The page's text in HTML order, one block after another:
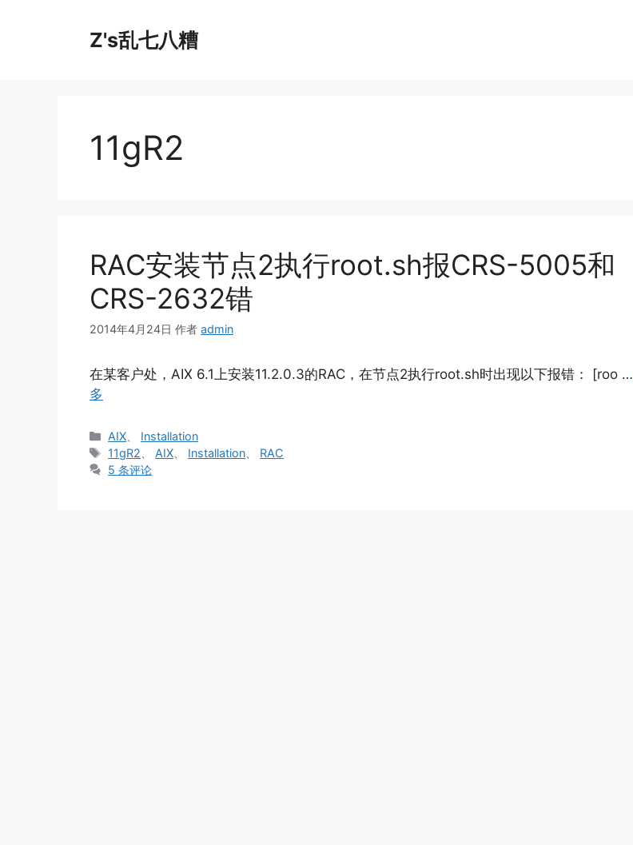
Z's乱七八糟
11gR2
RAC安装节点2执行root.sh报CRS-5005和
CRS-2632错
2014年4月24日 作者 admin
在某客户处，AIX 6.1上安装11.2.0.3的RAC，在节点2执行root.sh时出现以下报错： [roo …
多
分
类
AIX
Installation
标
签
11gR2 AIX Installation
RAC
5 条评论